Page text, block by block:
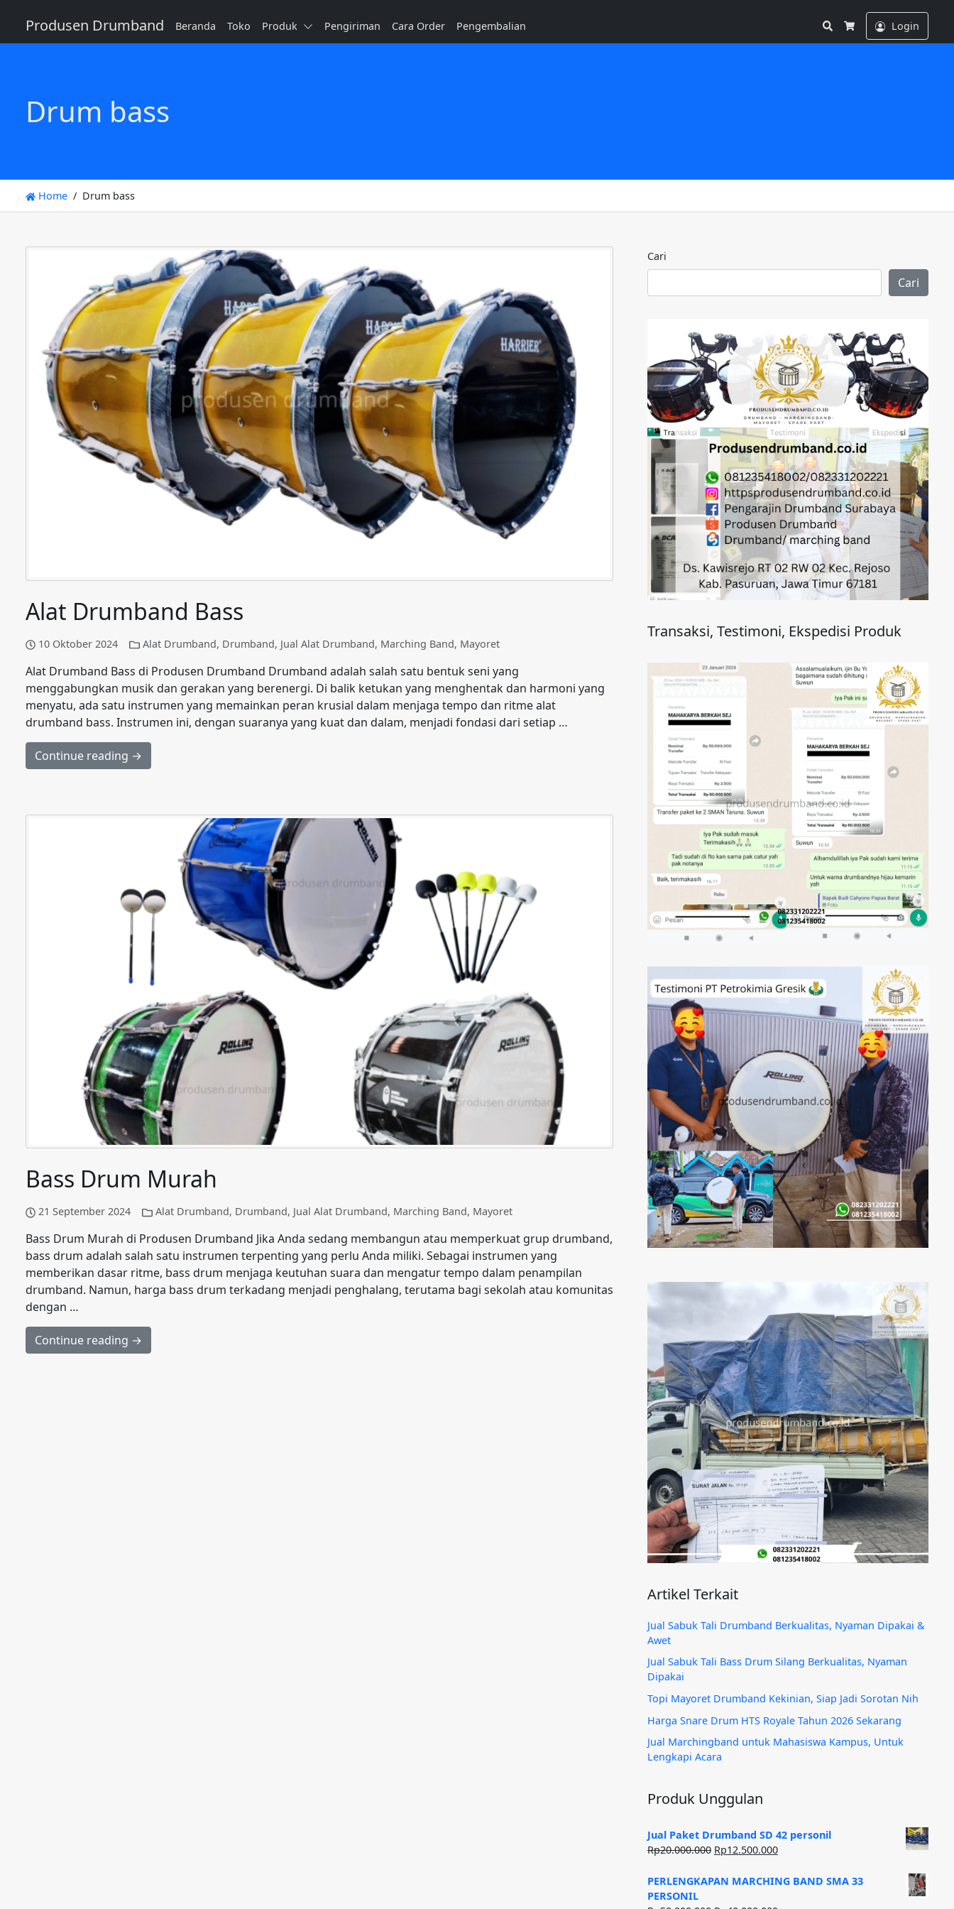
Produsen Drumband Beranda Toko Produk Pengiriman Cara Order Pengembalian
Search
Cart
Login
Drum bass
Home Drum bass
Alat Drumband Bass
10 Oktober 2024 Alat Drumband, Drumband, Jual Alat Drumband, Marching Band, Mayoret
Alat Drumband Bass di Produsen Drumband Drumband adalah salah satu bentuk seni yang
menggabungkan musik dan gerakan yang berenergi. Di balik ketukan yang menghentak dan harmoni yang
menyatu, ada satu instrumen yang memainkan peran krusial dalam menjaga tempo dan ritme alat
drumband bass. Instrumen ini, dengan suaranya yang kuat dan dalam, menjadi fondasi dari setiap …
Continue reading →
Bass Drum Murah
21 September 2024 Alat Drumband, Drumband, Jual Alat Drumband, Marching Band, Mayoret
Bass Drum Murah di Produsen Drumband Jika Anda sedang membangun atau memperkuat grup drumband,
bass drum adalah salah satu instrumen terpenting yang perlu Anda miliki. Sebagai instrumen yang
memberikan dasar ritme, bass drum menjaga keutuhan suara dan mengatur tempo dalam penampilan
drumband. Namun, harga bass drum terkadang menjadi penghalang, terutama bagi sekolah atau komunitas
dengan …
Continue reading →
Cari
Cari
Transaksi, Testimoni, Ekspedisi Produk
Artikel Terkait
Jual Sabuk Tali Drumband Berkualitas, Nyaman Dipakai &
Awet
Jual Sabuk Tali Bass Drum Silang Berkualitas, Nyaman
Dipakai
Topi Mayoret Drumband Kekinian, Siap Jadi Sorotan Nih
Harga Snare Drum HTS Royale Tahun 2026 Sekarang
Jual Marchingband untuk Mahasiswa Kampus, Untuk
Lengkapi Acara
Produk Unggulan
Jual Paket Drumband SD 42 personil
Rp20.000.000 Harga
adalah:
Rp12.500.000Harga
ini
PERLENGKAPAN MARCHING BAND SMA 33
PERSONIL